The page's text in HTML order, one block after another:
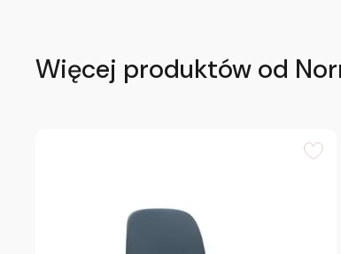
Więcej produktów od